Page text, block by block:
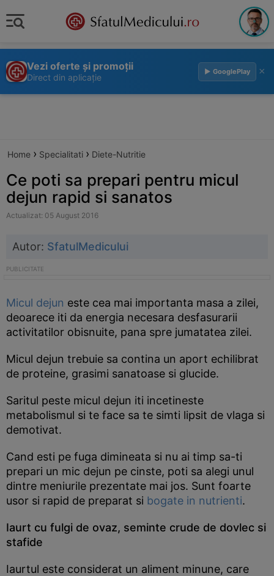
Vezi oferte și promoții
Direct din aplicație
▶ GooglePlay ×
Home › Specialitati › Diete-Nutritie
Ce poti sa prepari pentru micul
dejun rapid si sanatos
Actualizat: 05 August 2016
Autor: SfatulMedicului
Micul dejun este cea mai importanta masa a zilei,
deoarece iti da energia necesara desfasurarii
activitatilor obisnuite, pana spre jumatatea zilei.
Micul dejun trebuie sa contina un aport echilibrat
de proteine, grasimi sanatoase si glucide.
Saritul peste micul dejun iti incetineste
metabolismul si te face sa te simti lipsit de vlaga si
demotivat.
Cand esti pe fuga dimineata si nu ai timp sa-ti
prepari un mic dejun pe cinste, poti sa alegi unul
dintre meniurile prezentate mai jos. Sunt foarte
usor si rapid de preparat si bogate in nutrienti.
Iaurt cu fulgi de ovaz, seminte crude de dovlec si
stafide
Iaurtul este considerat un aliment minune, care